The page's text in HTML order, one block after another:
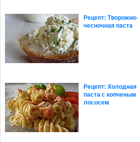
Рецепт: Творожно-
чесночная паста
Рецепт: Холодная
паста с копченым
лососем